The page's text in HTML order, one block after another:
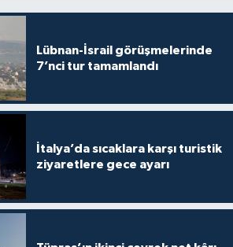
Lübnan-İsrail görüşmelerinde
7’nci tur tamamlandı
İtalya’da sıcaklara karşı turistik
ziyaretlere gece ayarı